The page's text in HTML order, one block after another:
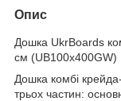
Опис
Дошка UkrBoards
см (UB100x400GW)
Дошка комбі
трьох частин: